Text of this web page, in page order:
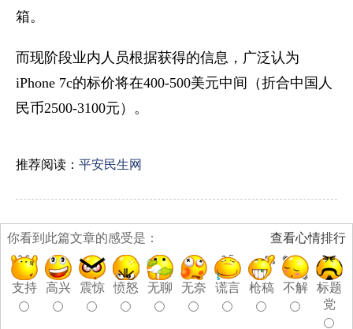
箱。
而现阶段业内人员根据获得的信息，广泛认为
iPhone 7c的标价将在400-500美元中间（折合中国人
民币2500-3100元）。
推荐阅读： 平安民生网
查看心情排行
你看到此篇文章的感受是：
支持 高兴 震惊 愤怒 无聊 无奈 谎言 枪稿 不解
标题
党